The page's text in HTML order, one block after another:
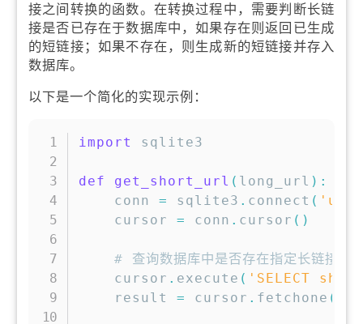
接之间转换的函数。在转换过程中，需要判断长链
接是否已存在于数据库中，如果存在则返回已生成
的短链接；如果不存在，则生成新的短链接并存入
数据库。
以下是一个简化的实现示例：
import sqlite3
def get_short_url ( long_url ) :
    conn
= sqlite3 . connect (
    cursor
= conn . cursor ( )
# 查询数据库中是否存在指定长链接
    cursor
. execute ( 'SELECT
    result
= cursor . fetchone (